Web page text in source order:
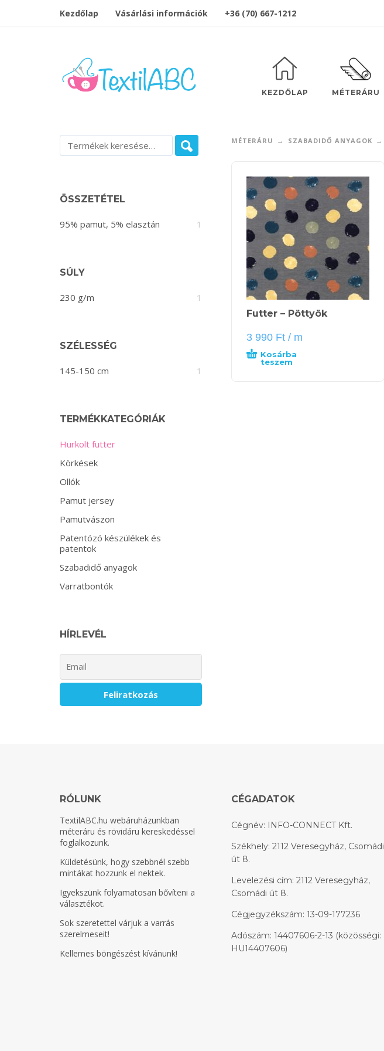
Kezdőlap Vásárlási információk +36 (70) 667-1212
KEZDŐLAP MÉTERÁRU
ÖSSZETÉTEL
95% pamut, 5% elasztán 1
SÚLY
230 g/m 1
SZÉLESSÉG
145-150 cm 1
TERMÉKKATEGÓRIÁK
Hurkolt futter
Körkések
Ollók
Pamut jersey
Pamutvászon
Patentózó készülékek és
patentok
Szabadidő anyagok
Varratbontók
HÍRLEVÉL
MÉTERÁRU SZABADIDŐ ANYAGOK
Futter – Pöttyök
3 990 Ft / m
Kosárba
teszem
RÓLUNK
TextilABC.hu webáruházunkban
méteráru és rövidáru kereskedéssel
foglalkozunk.
Küldetésünk, hogy szebbnél szebb
mintákat hozzunk el nektek.
Igyekszünk folyamatosan bővíteni a
választékot.
Sok szeretettel várjuk a varrás
szerelmeseit!
Kellemes böngészést kívánunk!
CÉGADATOK
Cégnév: INFO-CONNECT Kft.
Székhely: 2112 Veresegyház, Csomádi
út 8.
Levelezési cím: 2112 Veresegyház,
Csomádi út 8.
Cégjegyzékszám: 13-09-177236
Adószám: 14407606-2-13 (közösségi:
HU14407606)